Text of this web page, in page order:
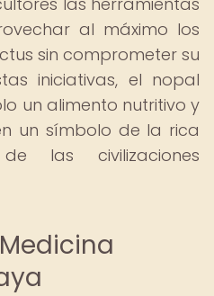
al máximo los
sin comprometer su
iniciativas, el nopal
un alimento nutritivo y
un símbolo de la rica
las civilizaciones